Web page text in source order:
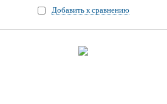
Добавить к сравнению